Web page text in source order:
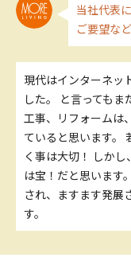
当社代表
ご要望な
現代はインターネッ
した。 と言っても
工事、リフォームは
ていると思います。
く事は大切！ しか
は宝！だと思います
され、ますます発展
す。